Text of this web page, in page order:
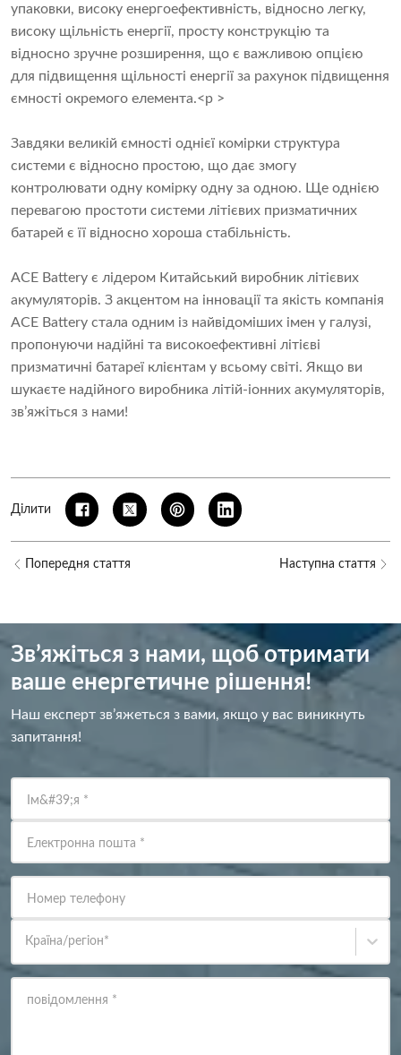
упаковки, високу енергоефективність, відносно легку,
високу щільність енергії, просту конструкцію та
відносно зручне розширення, що є важливою опцією
для підвищення щільності енергії за рахунок підвищення
ємності окремого елемента.<p >
Завдяки великій ємності однієї комірки структура
системи є відносно простою, що дає змогу
контролювати одну комірку одну за одною. Ще однією
перевагою простоти системи літієвих призматичних
батарей є її відносно хороша стабільність.
ACE Battery є лідером Китайський виробник літієвих
акумуляторів. З акцентом на інновації та якість компанія
ACE Battery стала одним із найвідоміших імен у галузі,
пропонуючи надійні та високоефективні літієві
призматичні батареї клієнтам у всьому світі. Якщо ви
шукаєте надійного виробника літій-іонних акумуляторів,
зв’яжіться з нами!
Ділити
Попередня стаття Наступна стаття
Зв’яжіться з нами, щоб отримати
ваше енергетичне рішення!
Наш експерт зв’яжеться з вами, якщо у вас виникнуть
запитання!
Ім&#39;я *
Електронна пошта *
Номер телефону
Країна/регіон*
повідомлення *